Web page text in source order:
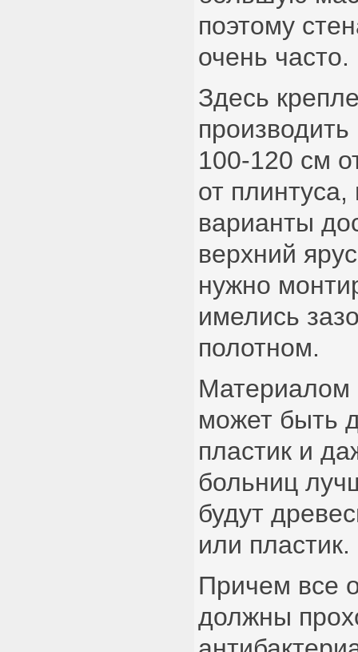
поэтому
очень часто.
Здесь
100-120 см
от
варианты
верхний
нужно
имелись
полотном.
Материалом
может быть
пластик и
больниц
будут
или пластик.
Причем все
должны